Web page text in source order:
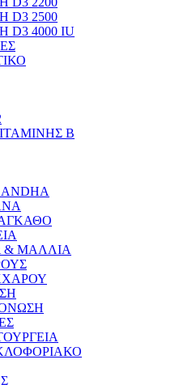
D3 2500
D3 4000 IU
Β
& ΜΑΛΛΙΑ